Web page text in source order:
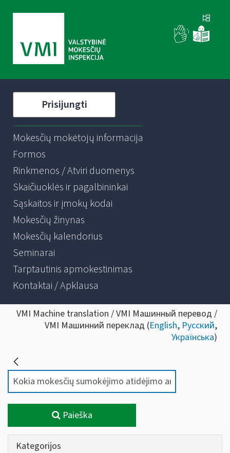
Prisijungti
Mokesčių mokėtojų informacija
Formos
Rinkmenos / Atviri duomenys
Skaičiuoklės ir pagalbininkai
Sąskaitos ir įmokų kodai
Mokesčių žinynas
Mokesčių kalendorius
Seminarai
Tarptautinis apmokestinimas
Kontaktai / Apklausa
VMI Machine translation / VMI Машинный перевод /
VMI Машинний переклад (English, Русский,
Українська)
Paieška
Kategorijos